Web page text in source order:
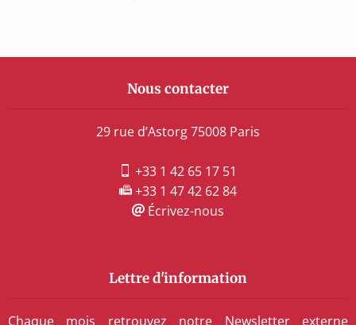
Nous contacter
29 rue d’Astorg 75008 Paris
+33 1 42 65 17 51
+33 1 47 42 62 84
Écrivez-nous
Lettre d'information
Chaque mois retrouvez notre Newsletter externe